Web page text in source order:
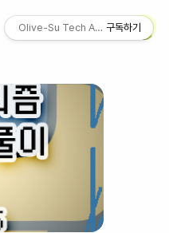
Olive-Su Tech Archive ☄︎
구독하기